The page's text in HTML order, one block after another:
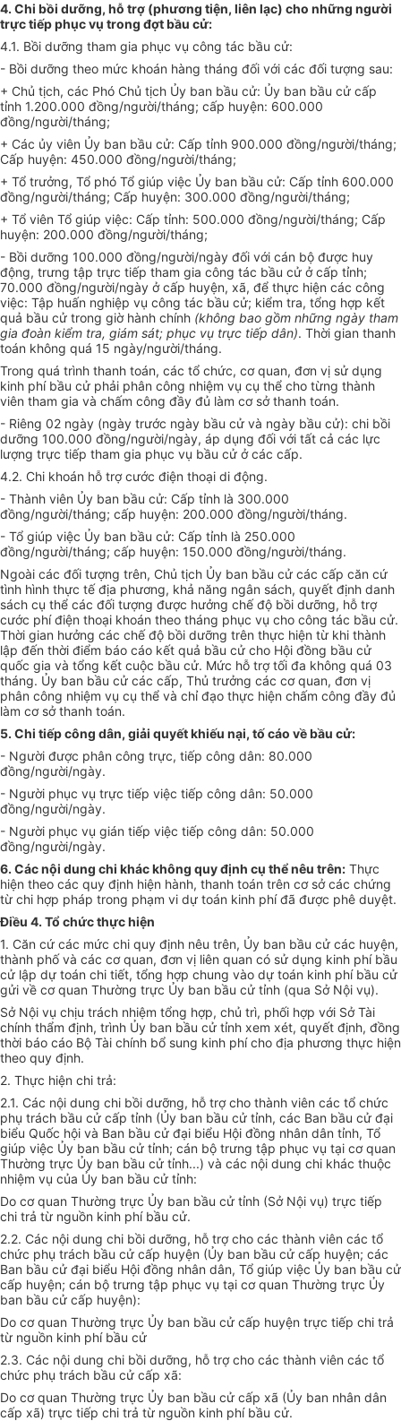
4. Chi bồi dưỡng, hỗ trợ (phương tiện, liên lạc) cho những người
trực tiếp phục vụ trong đợt bầu cử:
4.1. Bồi dưỡng tham gia phục vụ công tác bầu cử:
- Bồi dưỡng theo mức khoán hàng tháng đối với các đối tượng sau:
+ Chủ tịch, các Phó Chủ tịch Ủy ban bầu cử: Ủy ban bầu cử cấp
tỉnh 1.200.000 đồng/người/tháng; cấp huyện: 600.000
đồng/người/tháng;
+ Các ủy viên Ủy ban bầu cử: Cấp tỉnh 900.000 đồng/người/tháng;
Cấp huyện: 450.000 đồng/người/tháng;
+ Tổ trưởng, Tổ phó Tổ giúp việc Ủy ban bầu cử: Cấp tỉnh 600.000
đồng/người/tháng; Cấp huyện: 300.000 đồng/người/tháng;
+ Tổ viên Tổ giúp việc: Cấp tỉnh: 500.000 đồng/người/tháng; Cấp
huyện: 200.000 đồng/người/tháng;
- Bồi dưỡng 100.000 đồng/người/ngày đối với cán bộ được huy
động, trưng tập trực tiếp tham gia công tác bầu cử ở cấp tỉnh;
70.000 đồng/người/ngày ở cấp huyện, xã, để thực hiện các công
việc: Tập huấn nghiệp vụ công tác bầu cử; kiểm tra, tổng hợp kết
quả bầu cử trong giờ hành chính (không bao gồm những ngày tham
gia đoàn kiểm tra, giám sát; phục vụ trực tiếp dân). Thời gian thanh
toán không quá 15 ngày/người/tháng.
Trong quá trình thanh toán, các tổ chức, cơ quan, đơn vị sử dụng
kinh phí bầu cử phải phân công nhiệm vụ cụ thể cho từng thành
viên tham gia và chấm công đầy đủ làm cơ sởthanh toán.
- Riêng 02 ngày (ngày trước ngày bầu cử và ngày bầu cử): chi bồi
dưỡng 100.000 đồng/người/ngày, áp dụng đối với tất cả các lực
lượng trực tiếp tham gia phục vụ bầu cử ở các cấp.
4.2. Chi khoán hỗ trợcước điện thoại di động.
- Thành viên Ủy ban bầu cử: Cấp tỉnh là 300.000
đồng/người/tháng; cấp huyện: 200.000 đồng/người/tháng.
- Tổ giúp việc Ủy ban bầu cử: Cấp tỉnh là 250.000
đồng/người/tháng; cấp huyện: 150.000 đồng/người/tháng.
Ngoài các đối tượng trên, Chủ tịch Ủy ban bầu cử các cấp căn cứ
tình hình thực tế địa phương, khả năng ngân sách, quyết định danh
sách cụ thể các đối tượng được hưởng chế độ bồi dưỡng, hỗ trợ
cước phí điện thoại khoán theo tháng phục vụ cho công tác bầu cử.
Thời gian hưởng các chếđộ bồi dưỡng trên thực hiện từ khi thành
lập đến thời điểm báo cáo kết quả bầu cử cho Hội đồng bầu cử
quốc gia và tổng kết cuộc bầu cử. Mức hỗ trợ tối đa không quá 03
tháng. Ủy ban bầu cử các cấp, Thủ trưởng các cơ quan, đơn vị
phân công nhiệm vụ cụ thể và chỉ đạo thực hiện chấm công đầy đủ
làm cơ sở thanh toán.
5. Chi tiếp công dân, giải quyết khiếu nại, tố cáo về bầu cử:
- Người được phân công trực, tiếp công dân: 80.000
đồng/người/ngày.
- Người phục vụ trực tiếp việc tiếp công dân: 50.000
đồng/người/ngày.
- Người phục vụ gián tiếp việc tiếp công dân: 50.000
đồng/người/ngày.
6. Các nội dung chi khác không quy định cụ thểnêu trên: Thực
hiện theo các quy định hiện hành, thanh toán trên cơ sởcác chứng
từ chi hợp pháp trong phạm vi dự toán kinh phí đã được phê duyệt.
Điều 4. Tổ chức thực hiện
1. Căn cứ các mức chi quy định nêu trên, Ủy ban bầu cử các huyện,
thành phố và các cơ quan, đơn vị liên quan có sử dụng kinh phí bầu
cử lập dự toán chi tiết, tổng hợp chung vào dự toán kinh phí bầu cử
gửi về cơ quan Thường trực Ủy ban bầu cử tỉnh (qua Sở Nội vụ).
Sở Nội vụ chịu trách nhiệm tổng hợp, chủ trì, phối hợp với Sở Tài
chính thẩm định, trình Ủy ban bầu cử tỉnh xem xét, quyết định, đồng
thời báo cáo Bộ Tài chính bổ sung kinh phí cho địa phương thực hiện
theo quy định.
2. Thực hiện chi trả:
2.1. Các nội dung chi bồi dưỡng, hỗ trợ cho thành viên các tổ chức
phụ trách bầu cử cấp tỉnh (Ủy ban bầu cử tỉnh, các Ban bầu cử đại
biểu Quốc hội và Ban bầu cử đại biểu Hội đồng nhân dân tỉnh, Tổ
giúp việc Ủy ban bầu cử tỉnh; cán bộ trưng tập phục vụ tại cơ quan
Thường trực Ủy ban bầu cử tỉnh...) và các nội dung chi khác thuộc
nhiệm vụ của Ủy ban bầu cử tỉnh:
Do cơquan Thường trực Ủy ban bầu cử tỉnh (Sở Nội vụ) trực tiếp
chi trả từ nguồn kinh phí bầu cử.
2.2. Các nội dung chi bồi dưỡng, hỗ trợcho các thành viên các tổ
chức phụ trách bầu cử cấp huyện (Ủy ban bầu cử cấp huyện; các
Ban bầu cử đại biểu Hội đồng nhân dân, Tổ giúp việc Ủy ban bầu cử
cấp huyện; cán bộ trưng tập phục vụ tại cơquan Thường trực Ủy
ban bầu cử cấp huyện):
Do cơ quan Thường trực Ủy ban bầu cử cấp huyện trực tiếp chi trả
từ nguồn kinh phí bầu cử
2.3. Các nội dung chi bồi dưỡng, hỗ trợ cho các thành viên các tổ
chức phụ trách bầu cử cấp xã:
Do cơ quan Thường trực Ủy ban bầu cử cấp xã (Ủy ban nhân dân
cấp xã) trực tiếp chi trả từ nguồn kinh phí bầu cử.